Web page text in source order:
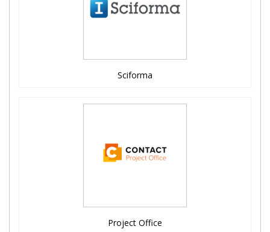
Sciforma
Project Office